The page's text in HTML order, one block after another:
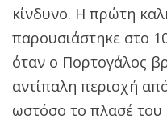
κίνδυνο. Η πρώτη
παρουσιάστηκε στο
όταν ο Πορτογάλος
αντίπαλη περιοχή
ωστόσο το πλασέ του